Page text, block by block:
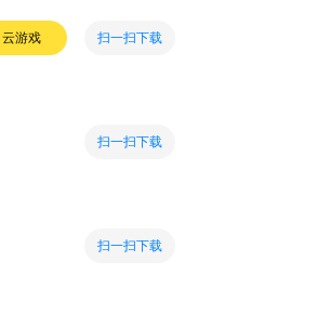
云游戏 扫一扫下载
扫一扫下载
扫一扫下载